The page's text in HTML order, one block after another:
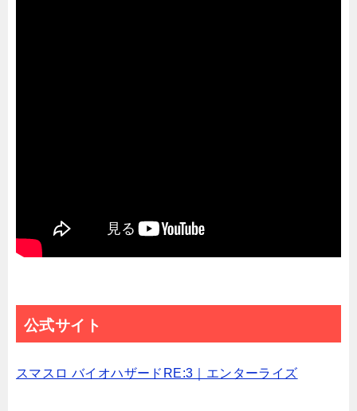
公式サイト
スマスロ バイオハザードRE:3｜エンターライズ